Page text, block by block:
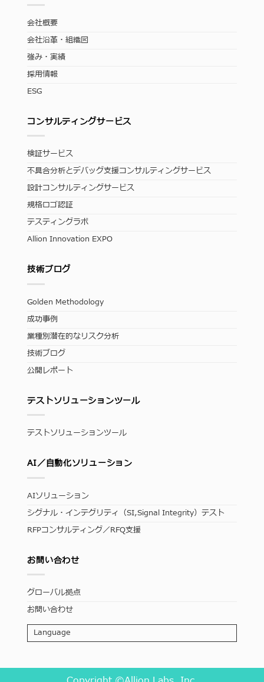
会社概要
会社沿革・組織図
強み・実績
採用情報
ESG
コンサルティングサービス
検証サービス
不具合分析とデバッグ支援コンサルティングサービス
設計コンサルティングサービス
規格ロゴ認証
テスティングラボ
Allion Innovation EXPO
技術ブログ
Golden Methodology
成功事例
業種別潜在的なリスク分析
技術ブログ
公開レポート
テストソリューションツール
テストソリューションツール
AI／自動化ソリューション
AIソリューション
シグナル・インテグリティ（SI,Signal Integrity）テスト
RFPコンサルティング／RFQ支援
お問い合わせ
グローバル拠点
お問い合わせ
Language